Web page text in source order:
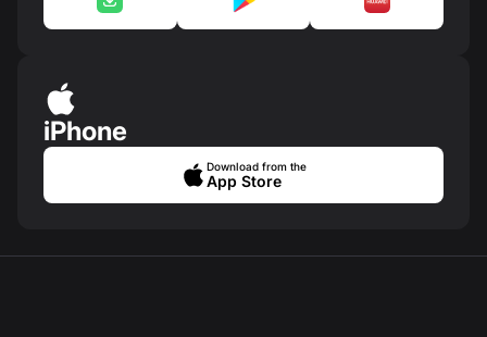
iPhone
Download from the
App Store